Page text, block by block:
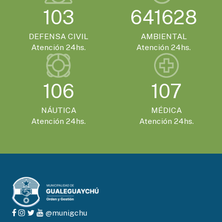
103
DEFENSA CIVIL
Atención 24hs.
641628
AMBIENTAL
Atención 24hs.
106
NÁUTICA
Atención 24hs.
107
MÉDICA
Atención 24hs.
@munigchu